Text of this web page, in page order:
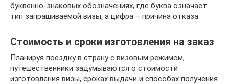
буквенно-знаковых обозначениях, где буква означает
тип запрашиваемой визы, а цифра – причина отказа.
Стоимость и сроки изготовления на заказ
Планируя поездку в страну с визовым режимом,
путешественники задумываются о стоимости
изготовления визы, сроках выдачи и способах получения